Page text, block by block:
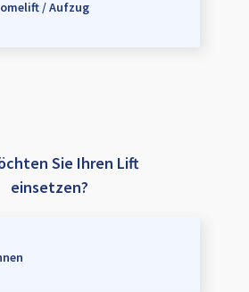
/ Aufzug
Sie Ihren Lift
einsetzen?